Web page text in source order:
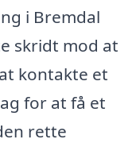
i Bremdal
skridt mod at
kontakte et
for at få et
rette